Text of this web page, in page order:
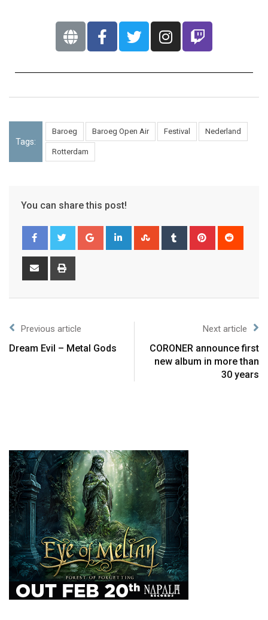
Tags:
Baroeg Baroeg Open Air Festival Nederland
Rotterdam
You can share this post!
Previous article
Dream Evil – Metal Gods
Next article
CORONER announce first
new album in more than
30 years